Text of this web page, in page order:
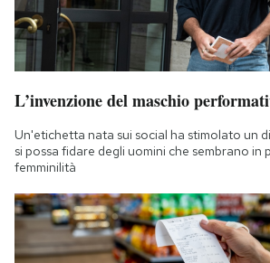
L’invenzione del maschio
Un'etichetta nata sui social ha stimolato un
si possa fidare degli uomini che sembrano in
femminilità